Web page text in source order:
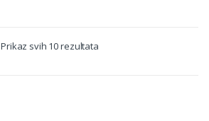
Prikaz svih 10 rezultataSorted